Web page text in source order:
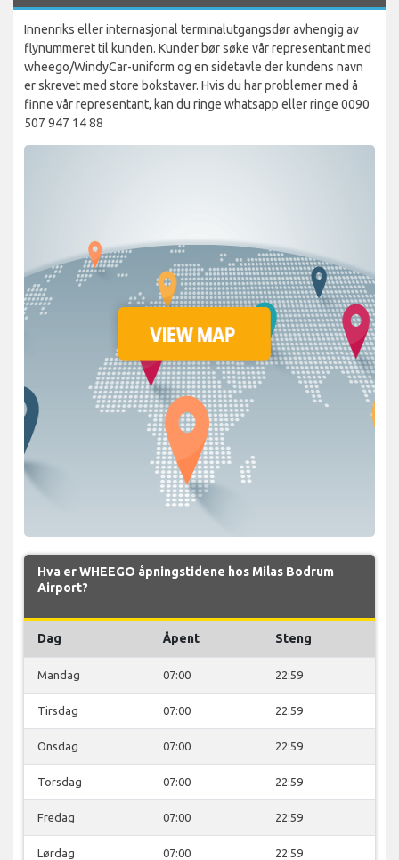
Innenriks eller internasjonal terminalutgangsdør avhengig av
flynummeret til kunden. Kunder bør søke vår representant med
wheego/WindyCar-uniform og en sidetavle der kundens navn
er skrevet med store bokstaver. Hvis du har problemer med å
finne vår representant, kan du ringe whatsapp eller ringe 0090
507 947 14 88
Hva er WHEEGO åpningstidene hos Milas Bodrum
Airport?
Dag Åpent Steng
Mandag 07:00 22:59
Tirsdag 07:00 22:59
Onsdag 07:00 22:59
Torsdag 07:00 22:59
Fredag 07:00 22:59
Lørdag 07:00 22:59